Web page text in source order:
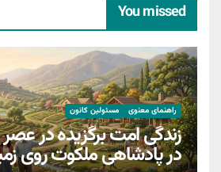
You missed
راهنمای معنوی مسئولین کانون
زندگی امت برگزیده در
در پادشاهی ملکوت روی